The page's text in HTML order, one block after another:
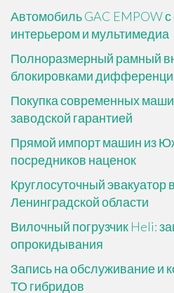
Автомобиль GAC EMPOW
интерьером и мультимедиа
Полноразмерный рамный
блокировками
Покупка современных
заводской гарантией
Прямой импорт машин из
посредников наценок
Круглосуточный эвакуатор
Ленинградской области
Вилочный погрузчик Heli:
опрокидывания
Запись на обслуживание и
ТО гибридов